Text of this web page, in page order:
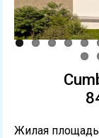
Жилая